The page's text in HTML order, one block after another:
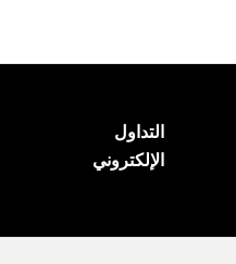
التداول
الإلكتروني